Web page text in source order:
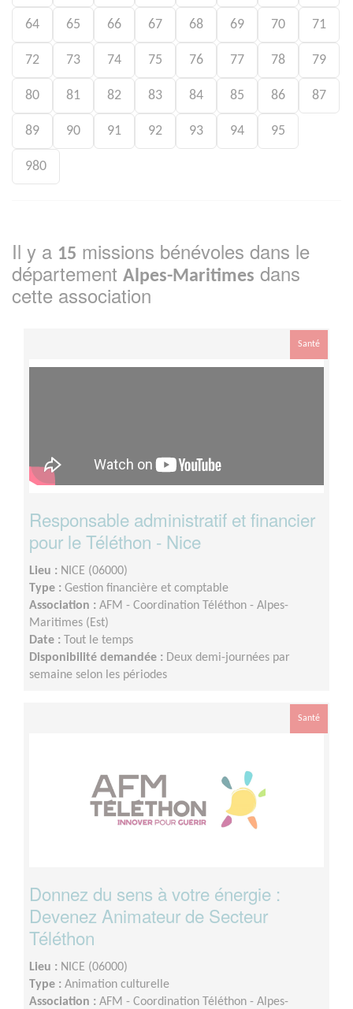
64 65 66 67 68 69 70 71
72 73 74 75 76 77 78 79
80 81 82 83 84 85 86 87
89 90 91 92 93 94 95
980
Il y a 15 missions bénévoles dans le
département Alpes-Maritimes dans
cette association
Santé
Responsable administratif et financier
pour le Téléthon - Nice
Lieu : NICE (06000)
Type : Gestion financière et comptable
Association : AFM - Coordination Téléthon - Alpes-
Maritimes (Est)
Date :
Tout le temps
Disponibilité demandée : Deux demi-journées par
semaine selon les périodes
Santé
Donnez du sens à votre énergie :
Devenez Animateur de Secteur
Téléthon
Lieu : NICE (06000)
Type : Animation culturelle
Association : AFM - Coordination Téléthon - Alpes-